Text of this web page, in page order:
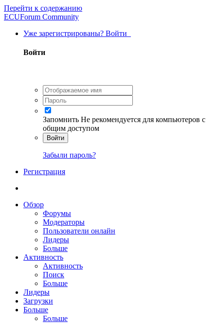
Перейти к содержанию
ECUForum Community
Уже зарегистрированы? Войти
Войти
Запомнить Не рекомендуется для компьютеров с
общим доступом
Войти
Забыли пароль?
Регистрация
Обзор
Форумы
Модераторы
Пользователи онлайн
Лидеры
Больше
Активность
Активность
Поиск
Больше
Лидеры
Загрузки
Больше
Больше